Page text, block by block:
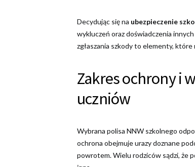
Decydując się na ubezpieczenie
wykluczeń oraz doświadczenia
zgłaszania szkody to elementy,
Zakres ochrony i
uczniów
Wybrana polisa NNW szkolnego
ochrona obejmuje urazy doznane
powrotem. Wielu rodziców sądzi, że